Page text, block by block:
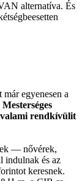
alternatíva. És
egyenesen a
rendkívülit
— nővérek,
és az
keresnek.